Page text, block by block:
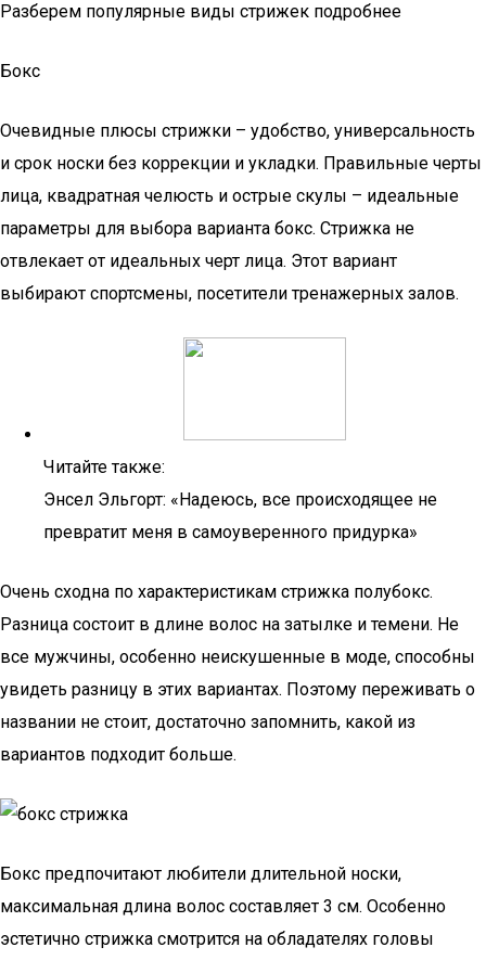
Разберем популярные виды стрижек подробнее
Бокс
Очевидные плюсы стрижки – удобство, универсальность
и срок носки без коррекции и укладки. Правильные черты
лица, квадратная челюсть и острые скулы – идеальные
параметры для выбора варианта бокс. Стрижка не
отвлекает от идеальных черт лица. Этот вариант
выбирают спортсмены, посетители тренажерных залов.
Читайте также:
Энсел Эльгорт: «Надеюсь, все происходящее не
превратит меня в самоуверенного придурка»
Очень сходна по характеристикам стрижка полубокс.
Разница состоит в длине волос на затылке и темени. Не
все мужчины, особенно неискушенные в моде, способны
увидеть разницу в этих вариантах. Поэтому переживать о
названии не стоит, достаточно запомнить, какой из
вариантов подходит больше.
Бокс предпочитают любители длительной носки,
максимальная длина волос составляет 3 см. Особенно
эстетично стрижка смотрится на обладателях головы